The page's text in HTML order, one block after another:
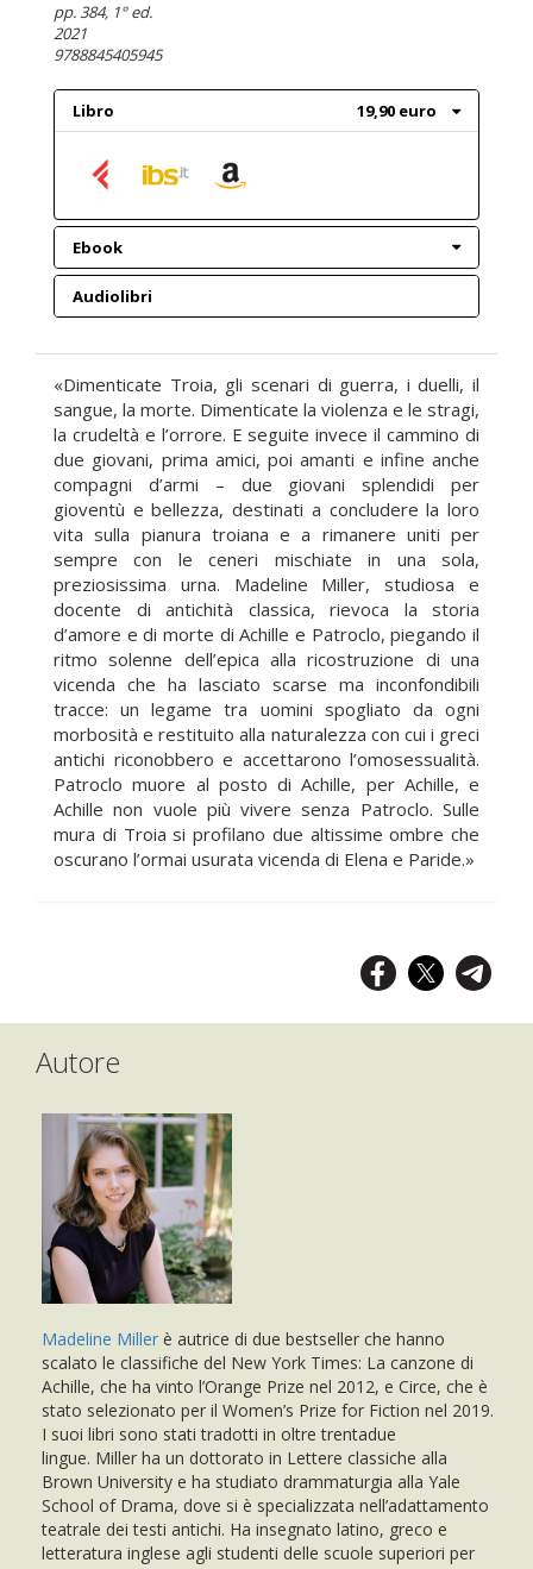
pp. 384, 1° ed.
2021
9788845405945
Libro 19,90 euro
Ebook
Audiolibri
«Dimenticate Troia, gli scenari di guerra, i duelli, il
sangue, la morte. Dimenticate la violenza e le stragi,
la crudeltà e l’orrore. E seguite invece il cammino di
due giovani, prima amici, poi amanti e infine anche
compagni d’armi – due giovani splendidi per
gioventù e bellezza, destinati a concludere la loro
vita sulla pianura troiana e a rimanere uniti per
sempre con le ceneri mischiate in una sola,
preziosissima urna. Madeline Miller, studiosa e
docente di antichità classica, rievoca la storia
d’amore e di morte di Achille e Patroclo, piegando il
ritmo solenne dell’epica alla ricostruzione di una
vicenda che ha lasciato scarse ma inconfondibili
tracce: un legame tra uomini spogliato da ogni
morbosità e restituito alla naturalezza con cui i greci
antichi riconobbero e accettarono l’omosessualità.
Patroclo muore al posto di Achille, per Achille, e
Achille non vuole più vivere senza Patroclo. Sulle
mura di Troia si profilano due altissime ombre che
oscurano l’ormai usurata vicenda di Elena e Paride.»
Autore
Madeline Miller è autrice di due bestseller che hanno
scalato le classifiche del New York Times: La canzone di
Achille, che ha vinto l’Orange Prize nel 2012, e Circe, che è
stato selezionato per il Women’s Prize for Fiction nel 2019.
I suoi libri sono stati tradotti in oltre trentadue
lingue. Miller ha un dottorato in Lettere classiche alla
Brown University e ha studiato drammaturgia alla Yale
School of Drama, dove si è specializzata nell’adattamento
teatrale dei testi antichi. Ha insegnato latino, greco e
letteratura inglese agli studenti delle scuole superiori per